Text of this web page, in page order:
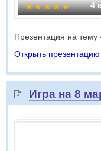
4
Презентация на тему
Открыть
Игра на 8